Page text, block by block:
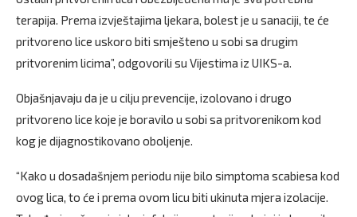
terapija. Prema izvještajima ljekara, bolest je u sanaciji, te će
pritvoreno lice uskoro biti smješteno u sobi sa drugim
pritvorenim licima”, odgovorili su Vijestima iz UIKS-a.
Objašnjavaju da je u cilju prevencije, izolovano i drugo
pritvoreno lice koje je boravilo u sobi sa pritvorenikom kod
kog je dijagnostikovano oboljenje.
“Kako u dosadašnjem periodu nije bilo simptoma scabiesa kod
ovog lica, to će i prema ovom licu biti ukinuta mjera izolacije.